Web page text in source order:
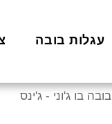
עגלות בובה
בובה בו ג'וני - ג'ינס